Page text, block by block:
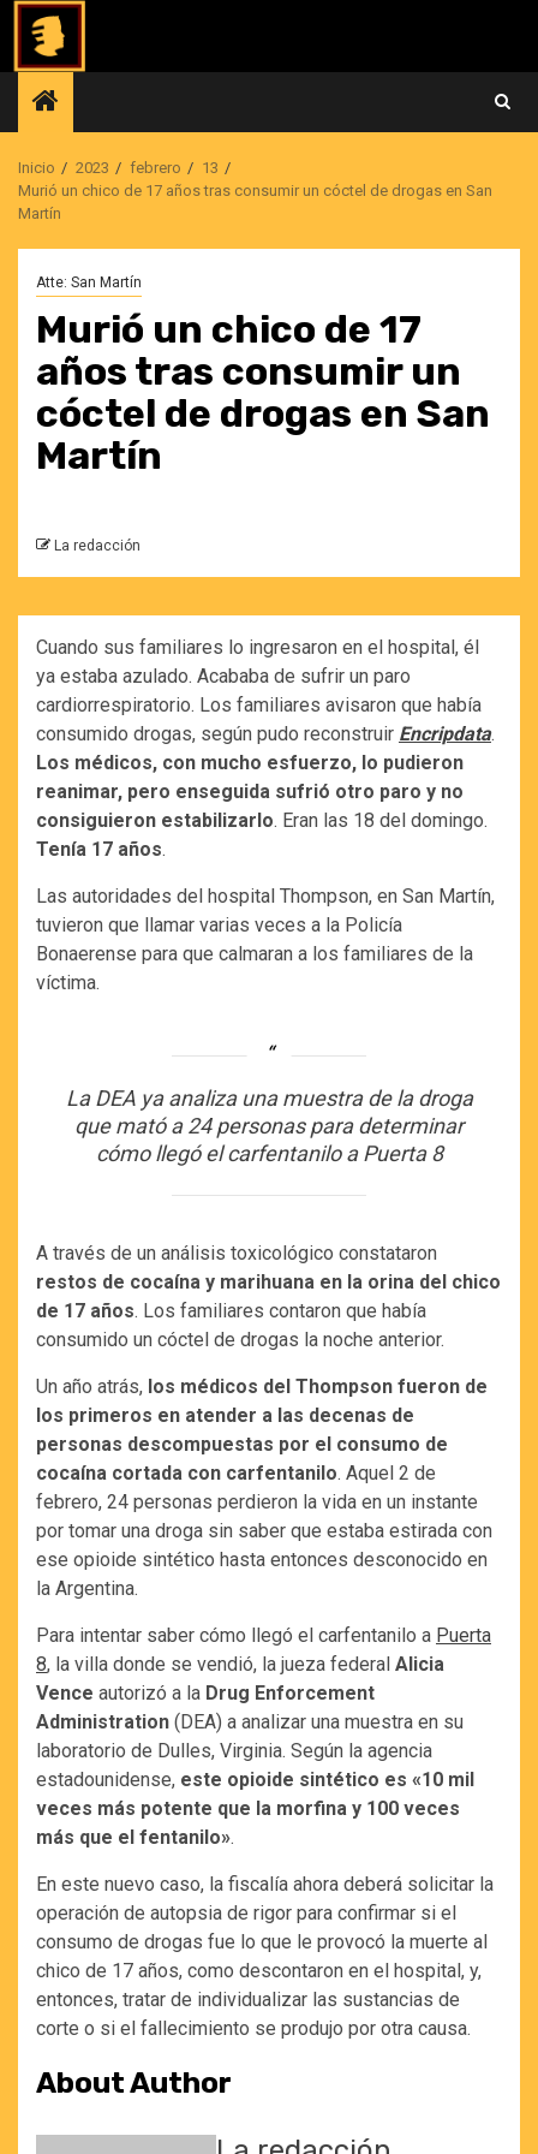
Saltar
contenido
Inicio 2023 febrero
13
Murió un chico de 17 años tras consumir un cóctel de drogas en San
Martín
Atte: San Martín
Murió un chico de 17
años tras consumir un
cóctel de drogas en San
Martín
La redacción
Cuando sus familiares lo ingresaron en el hospital, él
ya estaba azulado. Acababa de sufrir un paro
cardiorrespiratorio. Los familiares avisaron que había
consumido drogas, según pudo reconstruir Encripdata.
Los médicos, con mucho esfuerzo, lo pudieron
reanimar, pero enseguida sufrió otro paro y no
consiguieron estabilizarlo. Eran las 18 del domingo.
Tenía 17 años.
Las autoridades del hospital Thompson, en San Martín,
tuvieron que llamar varias veces a la Policía
Bonaerense para que calmaran a los familiares de la
víctima.
La DEA ya analiza una muestra de la droga
que mató a 24 personas para determinar
cómo llegó el carfentanilo a Puerta 8
A través de un análisis toxicológico constataron
restos de cocaína y marihuana en la orina del chico
de 17 años. Los familiares contaron que había
consumido un cóctel de drogas la noche anterior.
Un año atrás, los médicos del Thompson fueron de
los primeros en atender a las decenas de
personas descompuestas por el consumo de
cocaína cortada con carfentanilo. Aquel 2 de
febrero, 24 personas perdieron la vida en un instante
por tomar una droga sin saber que estaba estirada con
ese opioide sintético hasta entonces desconocido en
la Argentina.
Para intentar saber cómo llegó el carfentanilo a Puerta
8, la villa donde se vendió, la jueza federal Alicia
Vence autorizó a la Drug Enforcement
Administration (DEA) a analizar una muestra en su
laboratorio de Dulles, Virginia. Según la agencia
estadounidense, este opioide sintético es «10 mil
veces más potente que la morfina y 100 veces
más que el fentanilo».
En este nuevo caso, la fiscalía ahora deberá solicitar la
operación de autopsia de rigor para confirmar si el
consumo de drogas fue lo que le provocó la muerte al
chico de 17 años, como descontaron en el hospital, y,
entonces, tratar de individualizar las sustancias de
corte o si el fallecimiento se produjo por otra causa.
About Author